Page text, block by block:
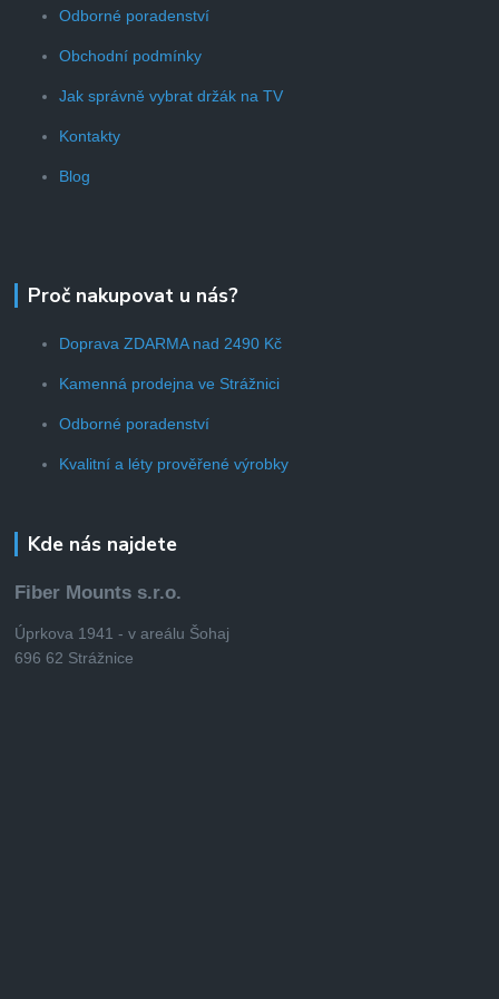
Odborné poradenství
Obchodní podmínky
Jak správně vybrat držák na TV
Kontakty
Blog
Proč nakupovat u nás?
Doprava ZDARMA nad 2490 Kč
Kamenná prodejna ve Strážnici
Odborné poradenství
Kvalitní a léty prověřené výrobky
Kde nás najdete
Fiber Mounts s.r.o.
Úprkova 1941 - v areálu Šohaj
696 62 Strážnice